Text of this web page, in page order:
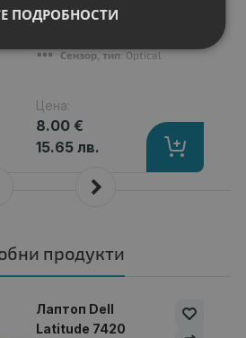
Интерфейс
Сензор, тип: Optical
Цена:
8.00 €
15.65 лв.
продукти
Лаптоп Dell
Latitude 7420
ПОДРОБНОСТИ